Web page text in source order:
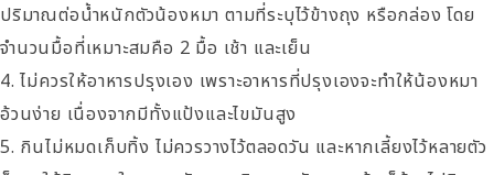
ปริมาณต่อน้ำหนักตัวน้องหมา ตามที่ระบุไว้ข้างถุง หรือกล่อง โดย
จำนวนมื้อที่เหมาะสมคือ 2 มื้อ เช้า และเย็น
ไม่ควรให้อาหารปรุงเอง เพราะอาหารที่ปรุงเองจะทำให้น้องหมา
อ้วนง่าย เนื่องจากมีทั้งแป้งและไขมันสูง
กินไม่หมดเก็บทิ้ง ไม่ควรวางไว้ตลอดวัน และหากเลี้ยงไว้หลายตัว